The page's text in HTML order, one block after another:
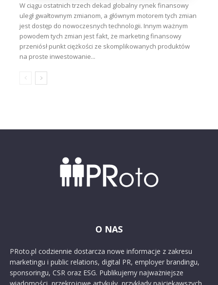
W ciągu ostatnich trzech dekad globalny rynek finansowy
uległ gwałtownym zmianom, a głównym motorem tych zmian
jest dostęp do nowoczesnych technologii. Innym ważnym
powodem tych zmian jest fakt, że marketing finansowy
przeniósł punkt ciężkości ze skomplikowanych produktów
na proste inwestowanie...
O NAS
PRoto.pl codziennie dostarcza nowe informacje z zakresu
marketingu i public relations, digital PR, employer brandingu,
sponsoringu, CSR oraz ESG. Publikujemy najważniejsze